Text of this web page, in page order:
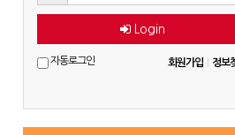
Login
자동로그인 회원가입 정보